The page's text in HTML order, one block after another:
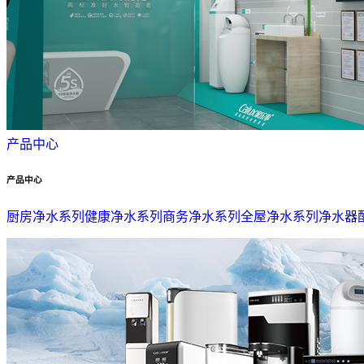
产品中心
产品中心
厨房净水系列 健康净水系列 商务净水系列 全屋净水系列 净水器